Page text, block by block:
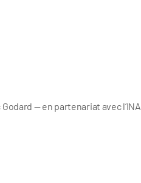
— en partenariat avec l’INA